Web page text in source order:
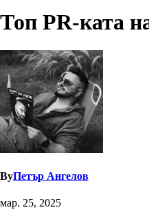
Топ PR-ката
ByПетър Ангелов
мар. 25, 2025